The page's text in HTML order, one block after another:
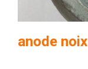
anode